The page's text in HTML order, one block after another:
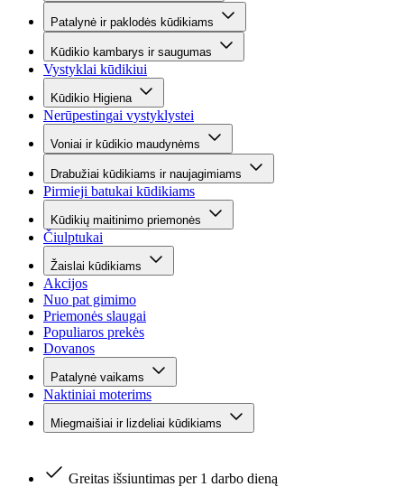
Patalynė ir paklodės kūdikiams
Kūdikio kambarys ir saugumas
Vystyklai kūdikiui
Kūdikio Higiena
Nerūpestingai vystyklystei
Voniai ir kūdikio maudynėms
Drabužiai kūdikiams ir naujagimiams
Pirmieji batukai kūdikiams
Kūdikių maitinimo priemonės
Čiulptukai
Žaislai kūdikiams
Akcijos
Nuo pat gimimo
Priemonės slaugai
Populiaros prekės
Dovanos
Patalynė vaikams
Naktiniai moterims
Miegmaišiai ir lizdeliai kūdikiams
Greitas išsiuntimas per 1 darbo dieną